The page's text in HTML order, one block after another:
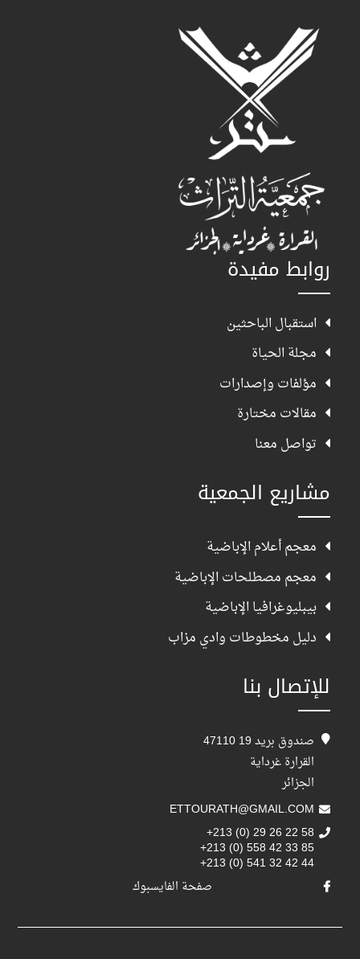
روابط مفيدة
استقبال الباحثين
مجلة الحياة
مؤلفات وإصدارات
مقالات مختارة
تواصل معنا
مشاريع الجمعية
معجم أعلام الإباضية
معجم مصطلحات الإباضية
بيبليوغرافيا الإباضية
دليل مخطوطات وادي مزاب
للإتصال بنا
صندوق بريد 19 47110
القرارة غرداية
الجزائر
ETTOURATH@GMAIL.COM
+213 (0) 29 26 22 58
+213 (0) 558 42 33 85
+213 (0) 541 32 42 44
صفحة الفايسبوك